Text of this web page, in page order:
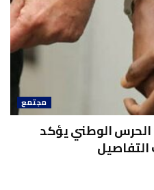
مجتمع
الوطني يؤكد